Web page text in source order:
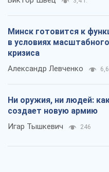
Минск готовится к
в условиях
кризиса
Александр Левченко
Ни оружия, ни людей:
создает новую армию
Игар Тышкевич 246